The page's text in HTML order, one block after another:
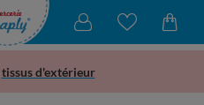
tissus d'extérieur